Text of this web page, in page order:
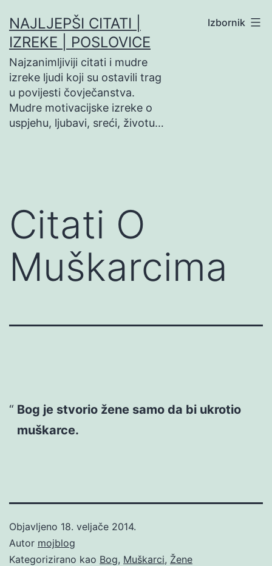
na
sadržaj
NAJLJEPŠI CITATI |
IZREKE | POSLOVICE
Najzanimljiviji citati i mudre
izreke ljudi koji su ostavili trag
u povijesti čovječanstva.
Mudre motivacijske izreke o
uspjehu, ljubavi, sreći, životu…
Izbornik
Citati O
Muškarcima
Bog je stvorio žene samo da bi ukrotio
muškarce.
Objavljeno 18. veljače 2014.
Autor mojblog
Kategorizirano kao Bog, Muškarci, Žene